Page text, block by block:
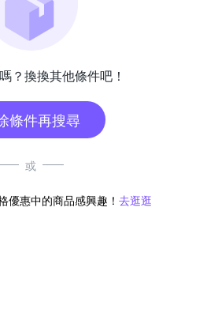
？換換其他條件吧！
條件再搜尋
或
優惠中的商品感興趣！ 去逛逛